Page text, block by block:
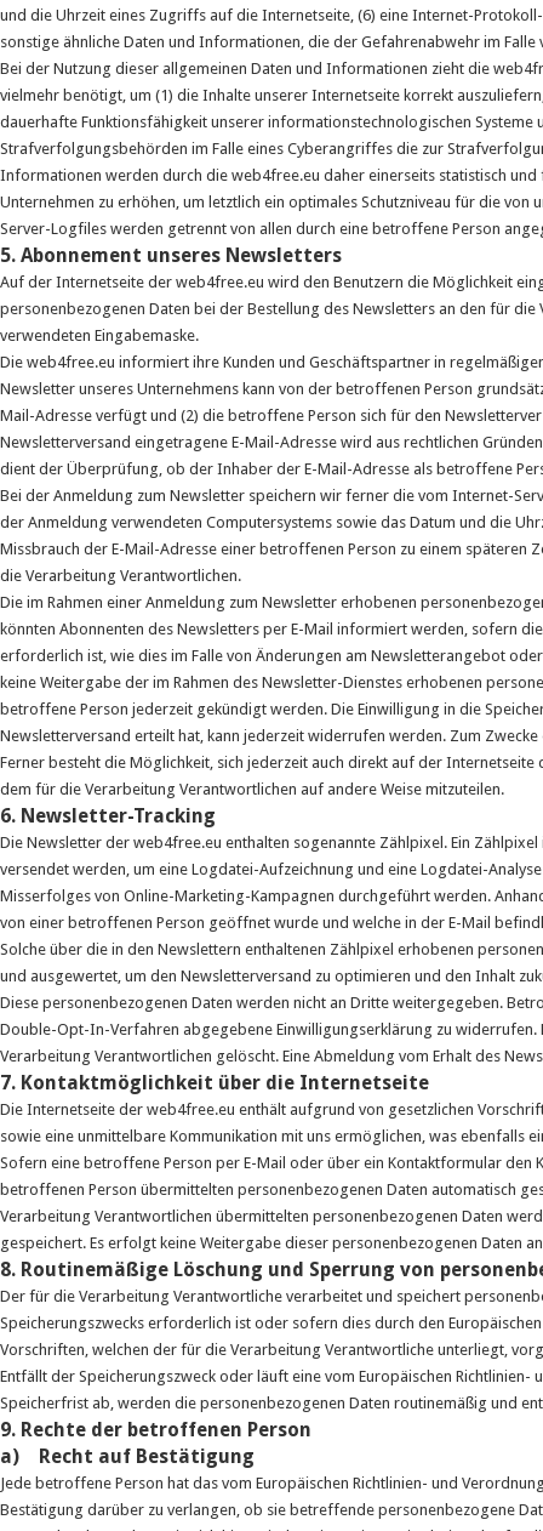
und die Uhrzeit eines Zugriffs auf die Internetseite, (6) eine Internet-
sonstige ähnliche Daten und Informationen, die der Gefahrenabwehr im
Bei der Nutzung dieser allgemeinen Daten und Informationen zieht die
vielmehr benötigt, um (1) die Inhalte unserer Internetseite korrekt
dauerhafte Funktionsfähigkeit unserer informationstechnologischen
Strafverfolgungsbehörden im Falle eines Cyberangriffes die zur
Informationen werden durch die web4free.eu daher einerseits statistisch
Unternehmen zu erhöhen, um letztlich ein optimales Schutzniveau für die
Server-Logfiles werden getrennt von allen durch eine betroffene Person
5. Abonnement unseres Newsletters
Auf der Internetseite der web4free.eu wird den Benutzern die Möglichkeit
personenbezogenen Daten bei der Bestellung des Newsletters an den für
verwendeten Eingabemaske.
Die web4free.eu informiert ihre Kunden und Geschäftspartner in
Newsletter unseres Unternehmens kann von der betroffenen Person
Mail-Adresse verfügt und (2) die betroffene Person sich für den
Newsletterversand eingetragene E-Mail-Adresse wird aus rechtlichen
dient der Überprüfung, ob der Inhaber der E-Mail-Adresse als betroffene
Bei der Anmeldung zum Newsletter speichern wir ferner die vom Internet-
der Anmeldung verwendeten Computersystems sowie das Datum und die
Missbrauch der E-Mail-Adresse einer betroffenen Person zu einem späteren
die Verarbeitung Verantwortlichen.
Die im Rahmen einer Anmeldung zum Newsletter erhobenen
könnten Abonnenten des Newsletters per E-Mail informiert werden, sofern
erforderlich ist, wie dies im Falle von Änderungen am Newsletterangebot
keine Weitergabe der im Rahmen des Newsletter-Dienstes erhobenen
betroffene Person jederzeit gekündigt werden. Die Einwilligung in die
Newsletterversand erteilt hat, kann jederzeit widerrufen werden. Zum
Ferner besteht die Möglichkeit, sich jederzeit auch direkt auf der
dem für die Verarbeitung Verantwortlichen auf andere Weise mitzuteilen.
6. Newsletter-Tracking
Die Newsletter der web4free.eu enthalten sogenannte Zählpixel. Ein
versendet werden, um eine Logdatei-Aufzeichnung und eine Logdatei-
Misserfolges von Online-Marketing-Kampagnen durchgeführt werden.
von einer betroffenen Person geöffnet wurde und welche in der E-Mail
Solche über die in den Newslettern enthaltenen Zählpixel erhobenen
und ausgewertet, um den Newsletterversand zu optimieren und den Inhalt
Diese personenbezogenen Daten werden nicht an Dritte weitergegeben.
Double-Opt-In-Verfahren abgegebene Einwilligungserklärung zu
Verarbeitung Verantwortlichen gelöscht. Eine Abmeldung vom Erhalt des
7. Kontaktmöglichkeit über die Internetseite
Die Internetseite der web4free.eu enthält aufgrund von gesetzlichen
sowie eine unmittelbare Kommunikation mit uns ermöglichen, was ebenfalls
Sofern eine betroffene Person per E-Mail oder über ein Kontaktformular
betroffenen Person übermittelten personenbezogenen Daten automatisch
Verarbeitung Verantwortlichen übermittelten personenbezogenen Daten
gespeichert. Es erfolgt keine Weitergabe dieser personenbezogenen Daten
8. Routinemäßige Löschung und Sperrung von
Der für die Verarbeitung Verantwortliche verarbeitet und speichert
Speicherungszwecks erforderlich ist oder sofern dies durch den
Vorschriften, welchen der für die Verarbeitung Verantwortliche unterliegt,
Entfällt der Speicherungszweck oder läuft eine vom Europäischen
Speicherfrist ab, werden die personenbezogenen Daten routinemäßig und
9. Rechte der betroffenen Person
a) Recht auf Bestätigung
Jede betroffene Person hat das vom Europäischen Richtlinien- und
Bestätigung darüber zu verlangen, ob sie betreffende personenbezogene